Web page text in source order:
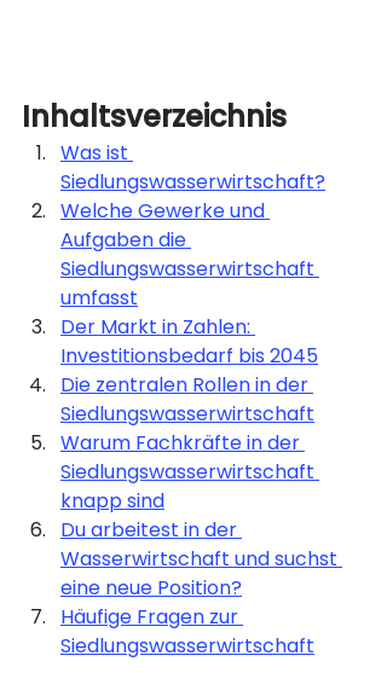
Inhaltsverzeichnis
Was ist
Siedlungswasserwirtschaft?
Welche Gewerke und
Aufgaben die
Siedlungswasserwirtschaft
umfasst
Der Markt in Zahlen:
Investitionsbedarf bis 2045
Die zentralen Rollen in der
Siedlungswasserwirtschaft
Warum Fachkräfte in der
Siedlungswasserwirtschaft
knapp sind
Du arbeitest in der
Wasserwirtschaft und suchst
eine neue Position?
Häufige Fragen zur
Siedlungswasserwirtschaft